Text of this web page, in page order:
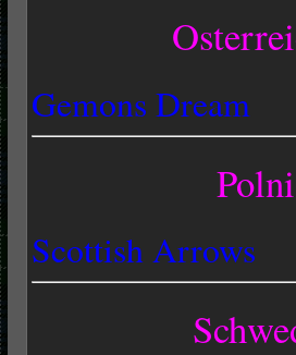
Gemons Dream
Scottish Arrows